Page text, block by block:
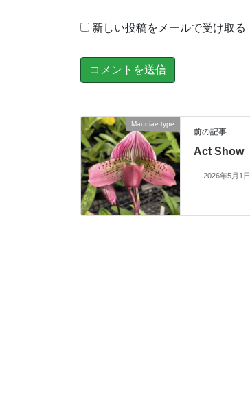
新しい投稿をメールで受け取る
Maudiae type
前の記事
Act Show
2026年5月1日